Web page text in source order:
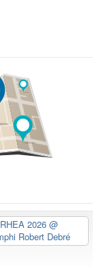
2026@
Robert Debré